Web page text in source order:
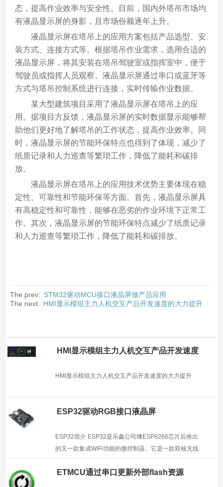
态，提高作业效率与安全性。目前，国内外塔吊市场均
有液晶显示屏的身影，且市场份额逐年上升。
液晶显示屏在塔吊上的应用方案包括产品选型、安
装方式、连接方式等。根据塔吊作业需求，选用合适的
液晶显示屏，将其安装在塔吊驾驶室或指挥室中，便于
驾驶员或指挥人员观察。液晶显示屏通过串口或蓝牙等
方式与塔吊控制系统进行连接，实时传输作业数据。
某大型建筑项目采用了液晶显示屏在塔吊上的应
用。据项目方反馈，液晶显示屏的实时数据显示能够帮
助他们更好地了解塔吊的工作状态，提高作业效率。同
时，液晶显示屏的节能环保特点也得到了体现，减少了
纸质记录和人力巡查等繁琐工作，降低了能耗和碳排
放。
液晶显示屏在塔吊上的应用技术优势主要体现在稳
定性、可靠性和节能环保等方面。首先，液晶显示屏具
有高稳定性和可靠性，能够在恶劣的作业环境下正常工
作。其次，液晶显示屏的节能环保特点减少了纸质记录
和人力巡查等繁琐工作，降低了能耗和碳排放。
The prev: STM32驱动MCU接口液晶屏做产品应用
The next: HMI显示模组主力人机交互产品开发速度的大力提升
HMI显示模组主力人机交互产品开发速度
HMI显示模组主力人机交互产品开发速度的大力提升
ESP32驱动RGB接口液晶屏
ESP32简介 ESP32是乐鑫公司继ESP8266芯片后推出
的又一款集成WiFi功能的微控制器。它是一款双核无线
持超低功耗待机。ESP32的芯片或模组具有以下特点：
ETMCU通过串口更新外部flash资源